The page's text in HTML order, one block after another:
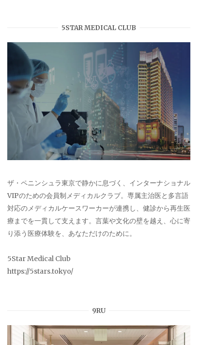
5STAR MEDICAL CLUB
ザ・ペニンシュラ東京で静かに息づく、インターナショナル
VIPのための会員制メディカルクラブ。専属主治医と多言語
対応のメディカルケースワーカーが連携し、健診から再生医
療までを一貫して支えます。言葉や文化の壁を越え、心に寄
り添う医療体験を、あなただけのために。
5Star Medical Club
https://5stars.tokyo/
9RU